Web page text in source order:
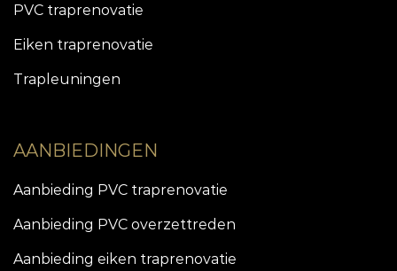
PVC traprenovatie
Eiken traprenovatie
Trapleuningen
AANBIEDINGEN
Aanbieding PVC traprenovatie
Aanbieding PVC overzettreden
Aanbieding eiken traprenovatie